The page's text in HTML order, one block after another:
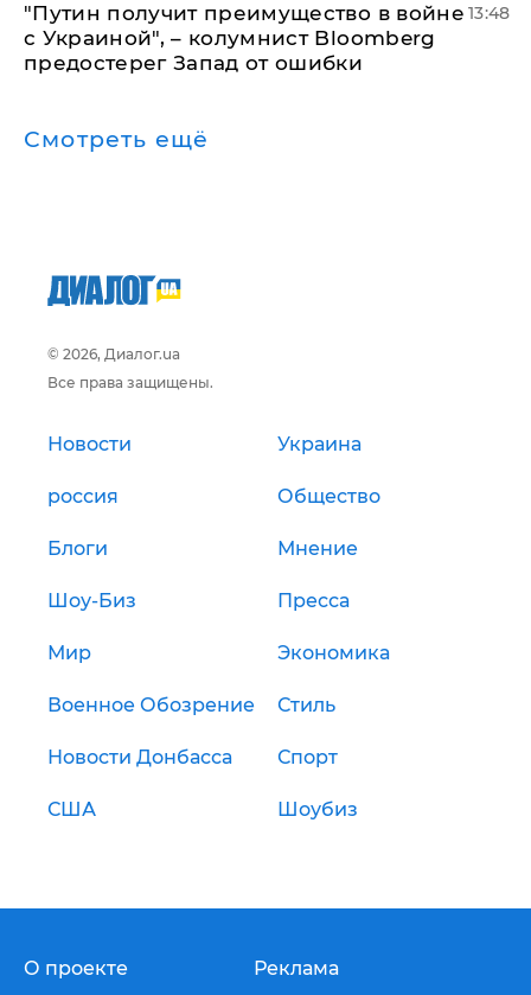
"Путин получит преимущество в войне
с Украиной", – колумнист Bloomberg
предостерег Запад от ошибки
13:48
Смотреть ещё
© 2026, Диалог.ua
Все права защищены.
Новости Украина
россия Общество
Блоги Мнение
Шоу-Биз Пресса
Мир Экономика
Военное Обозрение Стиль
Новости Донбасса Спорт
США Шоубиз
О проекте Реклама